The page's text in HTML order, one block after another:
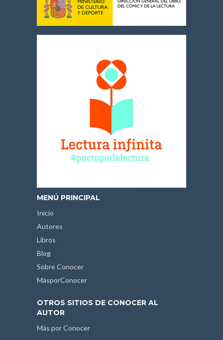
MENÚ PRINCIPAL
Inicio
Autores
Libros
Blog
Sobre Conocer
MásporConocer
OTROS SITIOS DE CONOCER AL
AUTOR
Más por Conocer